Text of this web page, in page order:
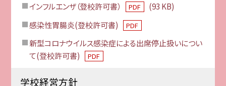
インフルエンザ（登校許可書） PDF
(93 KB)
感染性胃腸炎(登校許可書)
PDF
新型コロナウイルス感染症による出席停止扱いについ
て(登校許可書)
PDF
学校経営方針